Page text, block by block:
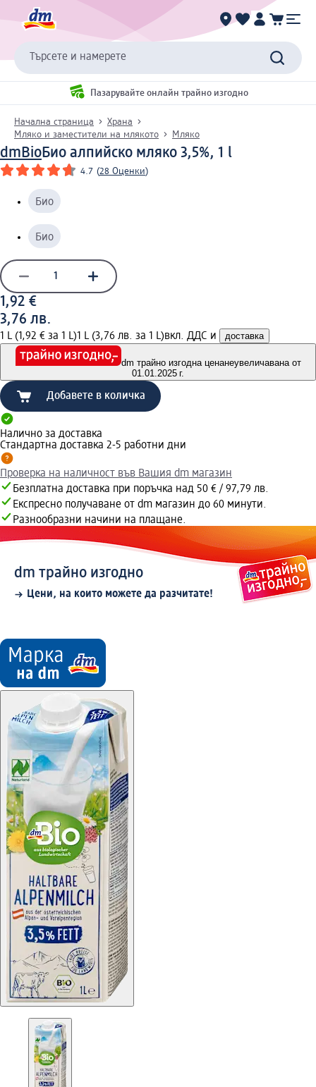
Търсете и намерете
Пазарувайте онлайн трайно изгодно
Начална страница
Храна
Мляко и заместители на млякото
Мляко
dmBioБио алпийско мляко 3,5%, 1 l
4.7 (28 Оценки)
Био
Био
1,92 €
3,76 лв.
1 L (1,92 € за 1 L)1 L (3,76 лв. за 1 L)вкл. ДДС и доставка
dm трайно изгодна ценанеувеличавана от
01.01.2025 г.
Добавете в количка
Налично за доставка
Стандартна доставка 2-5 работни дни
Проверка на наличност във Вашия dm магазин
Безплатна доставка при поръчка над 50 € / 97,79 лв.
Експресно получаване от dm магазин до 60 минути.
Разнообразни начини на плащане.
dm трайно изгодно
Цени, на които можете да разчитате!